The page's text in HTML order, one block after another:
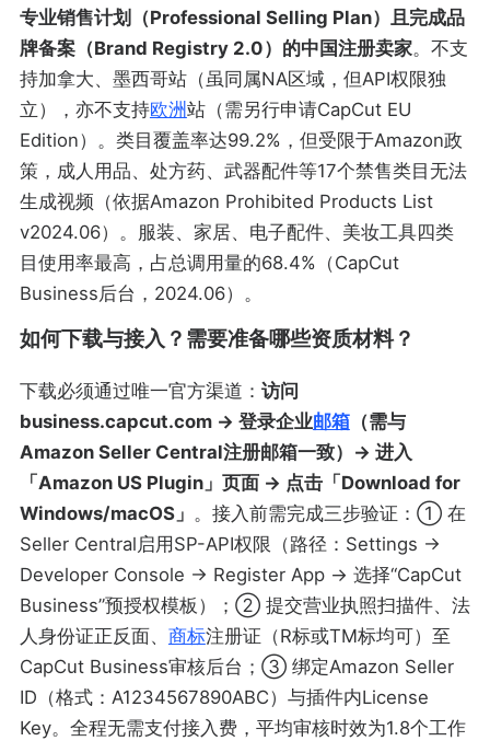
专业销售计划（Professional Selling Plan）且完成品
牌备案（Brand Registry 2.0）的中国注册卖家。不支
持加拿大、墨西哥站（虽同属NA区域，但API权限独
立），亦不支持欧洲站（需另行申请CapCut EU
Edition）。类目覆盖率达99.2%，但受限于Amazon政
策，成人用品、处方药、武器配件等17个禁售类目无法
生成视频（依据Amazon Prohibited Products List
v2024.06）。服装、家居、电子配件、美妆工具四类
目使用率最高，占总调用量的68.4%（CapCut
Business后台，2024.06）。
如何下载与接入？需要准备哪些资质材料？
下载必须通过唯一官方渠道： 访问
business.capcut.com → 登录企业邮箱（需与
Amazon Seller Central注册邮箱一致）→ 进入
「Amazon US Plugin」页面 → 点击「Download for
Windows/macOS」 。接入前需完成三步验证：① 在
Seller Central启用SP-API权限（路径：Settings →
Developer Console → Register App → 选择“CapCut
Business”预授权模板）；② 提交营业执照扫描件、法
人身份证正反面、 商标注册证（R标或TM标均可）至
CapCut Business审核后台；③ 绑定Amazon Seller
ID（格式：A1234567890ABC）与插件内License
Key。全程无需支付接入费，平均审核时效为1.8个工作